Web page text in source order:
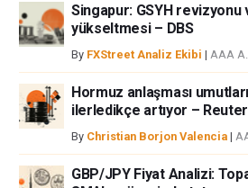
bilgilerin kullanımı nedeniyle doğrudan yada
çıkabilecek herhangi bir kar kaybı herhangi bir
herhangi bir kayıp ya da hasar için
Singapur: GSYH revizyonu
yükseltmesi – DBS
By FXStreet Analiz Ekibi | AAA
Hormuz anlaşması
ilerledikçe artıyor –
By Christian Borjon Valencia |
GBP/JPY Fiyat Analizi: